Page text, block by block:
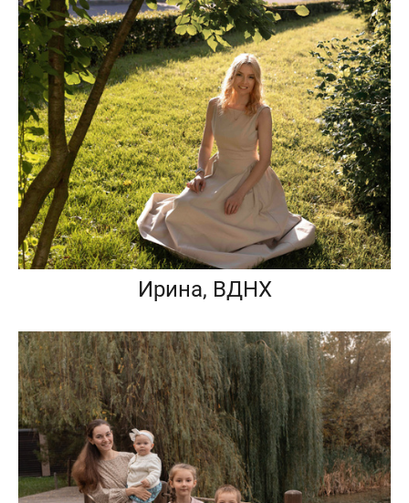
Ирина, ВДНХ